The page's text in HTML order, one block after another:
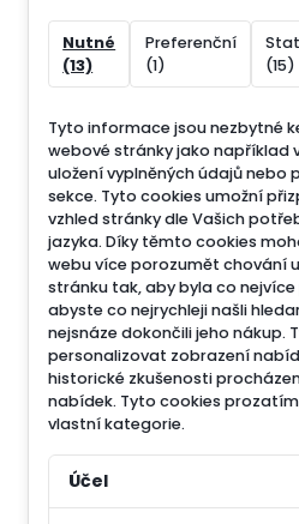
Nutné
(13)
Preferenční
(1)
(15)
Tyto informace jsou nezbytné
webové stránky jako například
uložení vyplněných údajů nebo
sekce. Tyto cookies umožní
vzhled stránky dle Vašich
jazyka. Díky těmto cookies
webu více porozumět chování
stránku tak, aby byla co
abyste co nejrychleji našli
nejsnáze dokončili jeho nákup.
personalizovat zobrazení
historické zkušenosti
nabídek. Tyto cookies
vlastní kategorie.
Účel